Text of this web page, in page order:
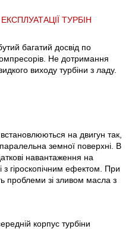
ТУРБІН
багатий досвід по
Не дотримання
виходу турбіни з ладу.
на двигун так,
земної поверхні. В
навантаження на
з гіроскопічним ефектом. При
проблеми зі зливом масла з
корпус турбіни